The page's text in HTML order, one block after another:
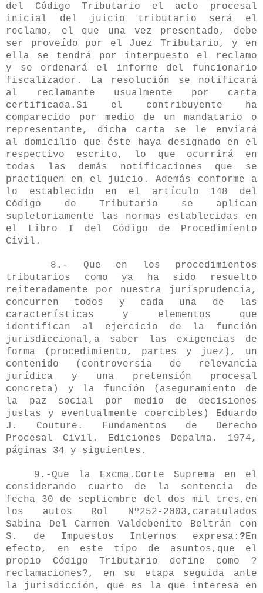
del Código Tributario el acto procesal
inicial del juicio tributario será el
reclamo, el que una vez presentado, debe
ser proveído por el Juez Tributario, y en
ella se tendrá por interpuesto el reclamo
y se ordenará el informe del funcionario
fiscalizador. La resolución se notificará
al reclamante usualmente por carta
certificada.Si el contribuyente ha
comparecido por medio de un mandatario o
representante, dicha carta se le enviará
al domicilio que éste haya designado en el
respectivo escrito, lo que ocurrirá en
todas las demás notificaciones que se
practiquen en el juicio. Además conforme a
lo establecido en el artículo 148 del
Código de Tributario se aplican
supletoriamente las normas establecidas en
el Libro I del Código de Procedimiento
Civil.
8.- Que en los procedimientos
tributarios como ya ha sido resuelto
reiteradamente por nuestra jurisprudencia,
concurren todos y cada una de las
características y elementos que
identifican al ejercicio de la función
jurisdiccional,a saber las exigencias de
forma (procedimiento, partes y juez), un
contenido (controversia de relevancia
jurídica y una pretensión procesal
concreta) y la función (aseguramiento de
la paz social por medio de decisiones
justas y eventualmente coercibles) Eduardo
J. Couture. Fundamentos de Derecho
Procesal Civil. Ediciones Depalma. 1974,
páginas 34 y siguientes.
9.-Que la Excma.Corte Suprema en el
considerando cuarto de la sentencia de
fecha 30 de septiembre del dos mil tres,en
los autos Rol Nº252-2003,caratulados
Sabina Del Carmen Valdebenito Beltrán con
S. de Impuestos Internos expresa: ?En
efecto, en este tipo de asuntos,que el
propio Código Tributario define como ?
reclamaciones?, en su etapa seguida ante
la jurisdicción, que es la que interesa en